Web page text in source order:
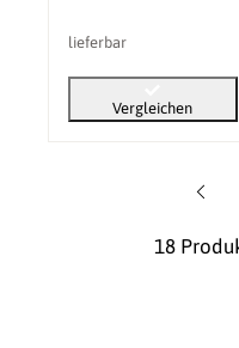
lieferbar
Vergleichen